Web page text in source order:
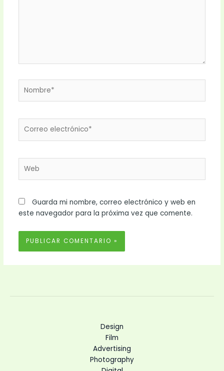
electrónico*
Guarda mi nombre, correo electrónico y web en
este navegador para la próxima vez que comente.
Design
Film
Advertising
Photography